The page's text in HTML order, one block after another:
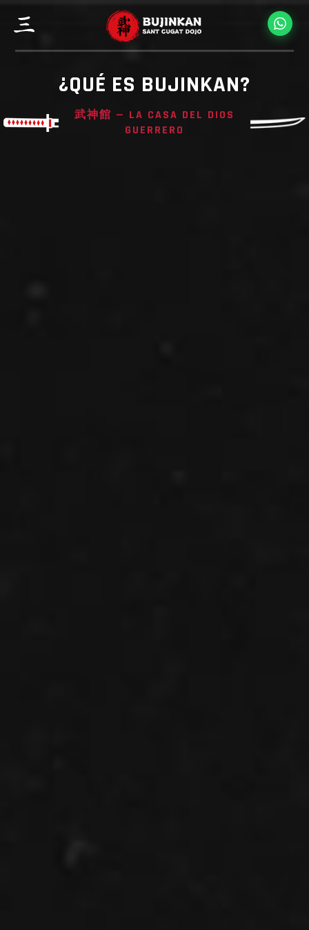
¿QUÉ ES BUJINKAN?
武神館 — LA CASA DEL DIOS
GUERRERO